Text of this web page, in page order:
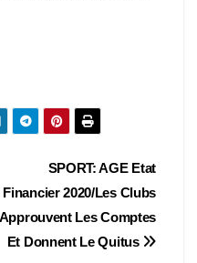
SPORT: AGE Etat
Financier 2020/Les Clubs
Approuvent Les Comptes
Et Donnent Le Quitus